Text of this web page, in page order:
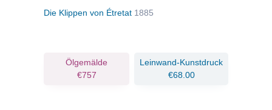
Die Klippen von Étretat 1885
Ölgemälde
€757
Leinwand-Kunstdruck
€68.00